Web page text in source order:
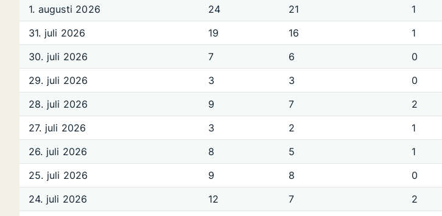
1. augusti 2026
24 21 1
31. juli 2026
19 16 1
30. juli 2026
7 6 0
29. juli 2026
3 3 0
28. juli 2026
9 7 2
27. juli 2026
3 2 1
26. juli 2026
8 5 1
25. juli 2026
9 8 0
24. juli 2026
12 7 2